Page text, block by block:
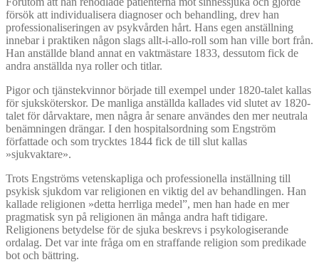
försök att individualisera diagnoser och behandling, drev han
professionaliseringen av psykvården hårt. Hans egen anställning
innebar i praktiken någon slags allt-i-allo-roll som han ville bort från.
Han anställde bland annat en vaktmästare 1833, dessutom fick de
andra anställda nya roller och titlar.
Pigor och tjänstekvinnor började till exempel under 1820-talet kallas
för sjuksköterskor. De manliga anställda kallades vid slutet av 1820-
talet för dårvaktare, men några år senare användes den mer neutrala
benämningen drängar. I den hospitalsordning som Engström
författade och som trycktes 1844 fick de till slut kallas
»sjukvaktare».
Trots Engströms vetenskapliga och professionella inställning till
psykisk sjukdom var religionen en viktig del av behandlingen. Han
kallade religionen »detta herrliga medel”, men han hade en mer
pragmatisk syn på religionen än många andra haft tidigare.
Religionens betydelse för de sjuka beskrevs i psykologiserande
ordalag. Det var inte fråga om en straffande religion som predikade
bot och bättring.